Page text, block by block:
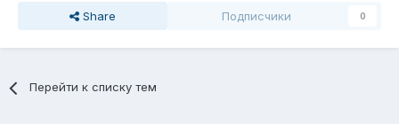
Share Подписчики 0
Перейти к списку тем